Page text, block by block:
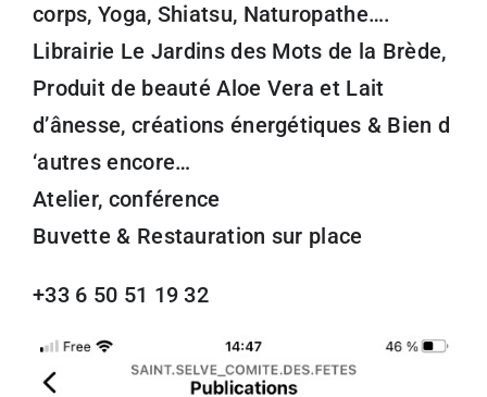
corps, Yoga, Shiatsu, Naturopathe….
Librairie Le Jardins des Mots de la Brède,
Produit de beauté Aloe Vera et Lait
d’ânesse, créations énergétiques & Bien d
‘autres encore…
Atelier, conférence
Buvette & Restauration sur place
+33 6 50 51 19 32